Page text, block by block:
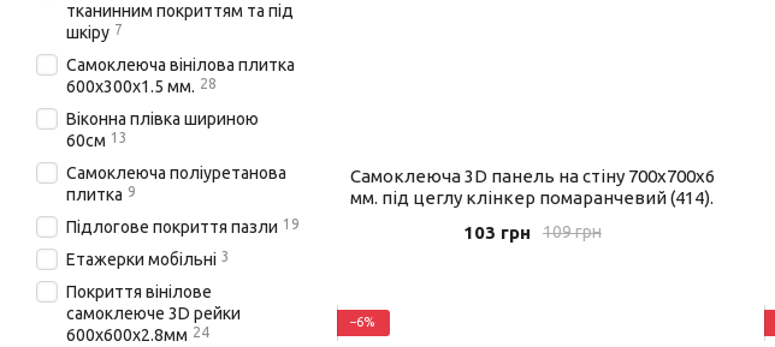
Самоклеюча 3D панель на стіну 700x700x6
мм. під цеглу клінкер помаранчевий (414).
109 грн
103 грн
−6%
тканинним покриттям та під
шкіру 7
Самоклеюча вінілова плитка
600х300х1.5 мм. 28
Віконна плівка шириною
60см 13
Самоклеюча поліуретанова
плитка 9
Підлогове покриття пазли 19
Етажерки мобільні 3
Покриття вінілове
самоклеюче 3D рейки
600х600х2.8мм 24